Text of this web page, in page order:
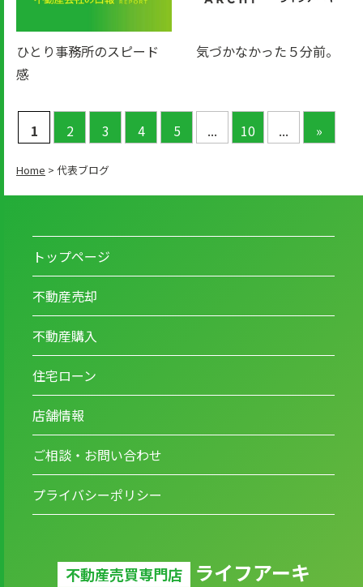
ひとり事務所のスピード
感
気づかなかった５分前。
1 2 3 4 5 ... 10 ... »
Home > 代表ブログ
トップページ
不動産売却
不動産購入
住宅ローン
店舗情報
ご相談・お問い合わせ
プライバシーポリシー
不動産売買専門店 ライフアーキ